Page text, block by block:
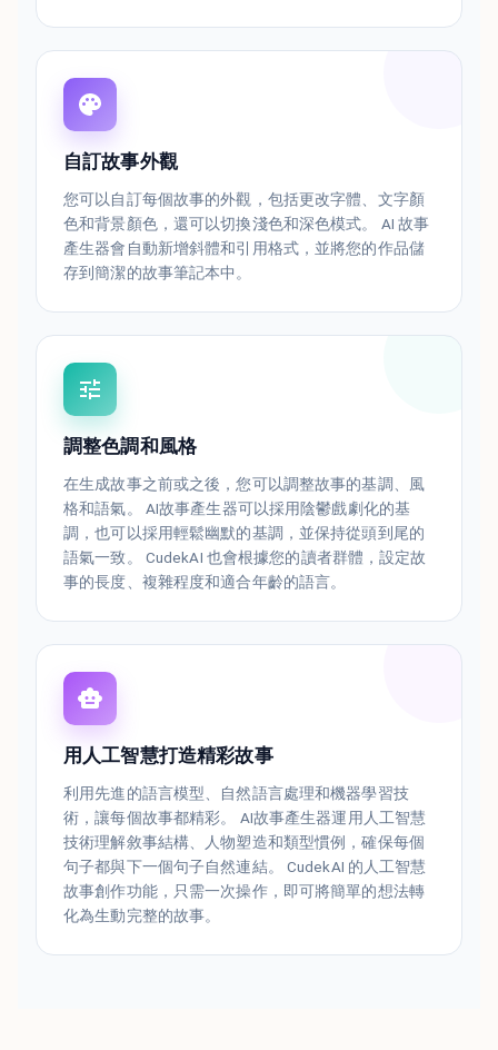
自訂故事外觀
您可以自訂每個故事的外觀，包括更改字體、文字顏
色和背景顏色，還可以切換淺色和深色模式。 AI 故事
產生器會自動新增斜體和引用格式，並將您的作品儲
存到簡潔的故事筆記本中。
調整色調和風格
在生成故事之前或之後，您可以調整故事的基調、風
格和語氣。 AI故事產生器可以採用陰鬱戲劇化的基
調，也可以採用輕鬆幽默的基調，並保持從頭到尾的
語氣一致。 CudekAI 也會根據您的讀者群體，設定故
事的長度、複雜程度和適合年齡的語言。
用人工智慧打造精彩故事
利用先進的語言模型、自然語言處理和機器學習技
術，讓每個故事都精彩。 AI故事產生器運用人工智慧
技術理解敘事結構、人物塑造和類型慣例，確保每個
句子都與下一個句子自然連結。 CudekAI 的人工智慧
故事創作功能，只需一次操作，即可將簡單的想法轉
化為生動完整的故事。